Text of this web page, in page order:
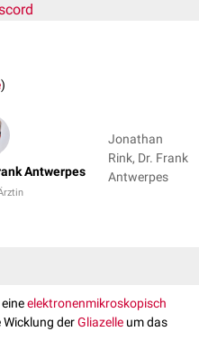
)
Antwerpes
Jonathan
Rink, Dr. Frank
Antwerpes
elektronenmikroskopisch
Wicklung derGliazelle um das